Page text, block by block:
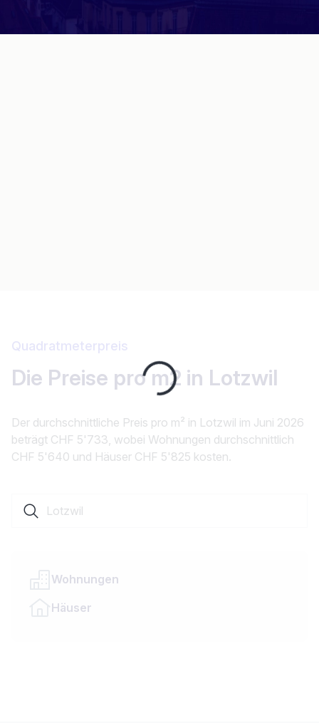
Loading...
Quadratmeterpreis
Die Preise pro m2 in Lotzwil
Der durchschnittliche Preis pro m² in Lotzwil im Juni 2026
beträgt CHF 5'733, wobei Wohnungen durchschnittlich
CHF 5'640 und Häuser CHF 5'825 kosten.
Wohnungen
Häuser